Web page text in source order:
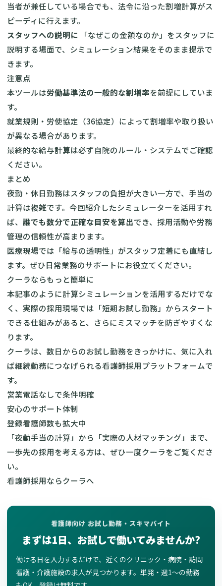
当者が兼任している場合でも、法令に沿った割増計算がス
ピーディに行えます。
スタッフへの説明に 「なぜこの金額なのか」をスタッフに
説明する場面で、シミュレーション結果をそのまま提示で
きます。
注意点
本ツールは労働基準法の一般的な割増率を前提にしていま
す。
就業規則・労使協定（36協定）によって割増率や取り扱い
が異なる場合があります。
最終的な給与計算は必ず自院のルール・システムでご確認
ください。
まとめ
夜勤・休日勤務はスタッフの負担が大きい一方で、手当の
計算は複雑です。今回紹介したシミュレーターを活用すれ
ば、 誰でも数分で正確な目安を算出でき、採用活動や労務
管理の信頼性が高まります。
医療現場では「給与の透明性」がスタッフ定着にも直結し
ます。ぜひ日常業務のサポートにお役立てください。
クーラならもっと簡単に
本記事のように計算シミュレーションを活用するだけでな
く、実際の採用現場では「短期お試し勤務」からスタート
できる仕組みがあると、さらにミスマッチを防ぎやすくな
ります。
クーラは、数日からのお試し勤務をきっかけに、気に入れ
ば継続勤務につなげられる看護師採用プラットフォームで
す。
営業電話なしで条件明確
安心のサポート体制
登録看護師数も拡大中
「夜勤手当の計算」から「実際の人材マッチング」まで、
一歩先の採用を考える方は、ぜひ一度クーラをご覧くださ
い。
看護師採用ならクーラへ
看護師向け お試し勤務・スキマバイト
まずは1日、お試しで働いてみませんか?
働ける日を入力するだけで、近くのクリニック・病院・訪問
看護・介護施設の求人が見つかります。単発・週1〜の勤務